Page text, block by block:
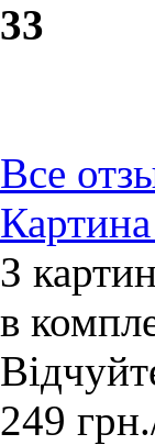
33
Все
З
в
249 грн.